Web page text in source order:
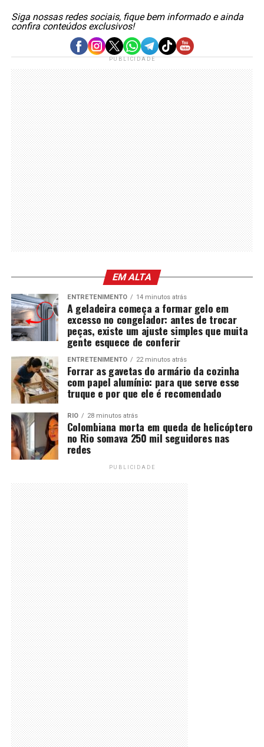
Siga nossas redes sociais, fique bem informado e ainda
confira conteúdos exclusivos!
PUBLICIDADE
EM ALTA
ENTRETENIMENTO 14 minutos atrás
A geladeira começa a formar gelo em
excesso no congelador: antes de trocar
peças, existe um ajuste simples que muita
gente esquece de conferir
ENTRETENIMENTO 22 minutos atrás
Forrar as gavetas do armário da cozinha
com papel alumínio: para que serve esse
truque e por que ele é recomendado
RIO 28 minutos atrás
Colombiana morta em queda de helicóptero
no Rio somava 250 mil seguidores nas
redes
PUBLICIDADE